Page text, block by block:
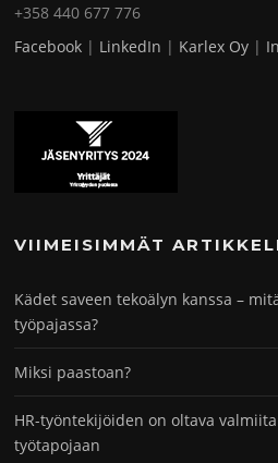
+358 440 677 776
Facebook | LinkedIn | Karlex Oy |
VIIMEISIMMÄT
Kädet saveen tekoälyn kanssa –
työpajassa?
Miksi paastoan?
HR-työntekijöiden on oltava
työtapojaan